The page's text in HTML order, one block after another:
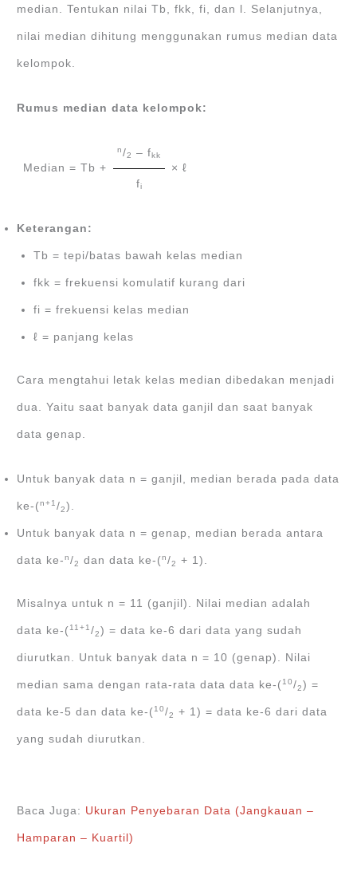
median. Tentukan nilai Tb, fkk, fi, dan l. Selanjutnya,
nilai median dihitung menggunakan rumus median data
kelompok.
Rumus median data kelompok:
Median = Tb +
n/2 – fkk
fi
× ℓ
Keterangan:
Tb = tepi/batas bawah kelas median
fkk = frekuensi komulatif kurang dari
fi = frekuensi kelas median
ℓ = panjang kelas
Cara mengtahui letak kelas median dibedakan menjadi
dua. Yaitu saat banyak data ganjil dan saat banyak
data genap.
Untuk banyak data n = ganjil, median berada pada data
ke-(n+1 /2).
Untuk banyak data n = genap, median berada antara
data ke-n/2 dan data ke-(n/2 + 1).
Misalnya untuk n = 11 (ganjil). Nilai median adalah
data ke-(11+1/2) = data ke-6 dari data yang sudah
diurutkan. Untuk banyak data n = 10 (genap). Nilai
median sama dengan rata-rata data data ke-(10/2) =
data ke-5 dan data ke-(10/2 + 1) = data ke-6 dari data
yang sudah diurutkan.
Baca Juga: Ukuran Penyebaran Data (Jangkauan –
Hamparan – Kuartil)